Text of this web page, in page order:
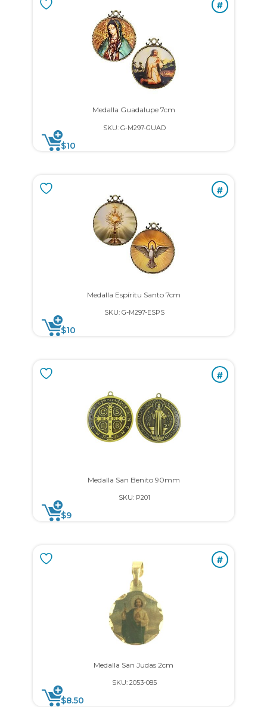
#
Medalla Guadalupe 7cm
SKU: G-M297-GUAD
$10
#
Medalla Espíritu Santo 7cm
SKU: G-M297-ESPS
$10
#
Medalla San Benito 90mm
SKU: P201
$9
#
Medalla San Judas 2cm
SKU: 2053-085
$8.50